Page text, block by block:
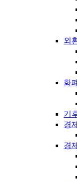
외
화폐
기
경
경